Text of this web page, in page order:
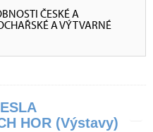
ČESKÉ A
A VÝTVARNÉ
HOR (Výstavy)